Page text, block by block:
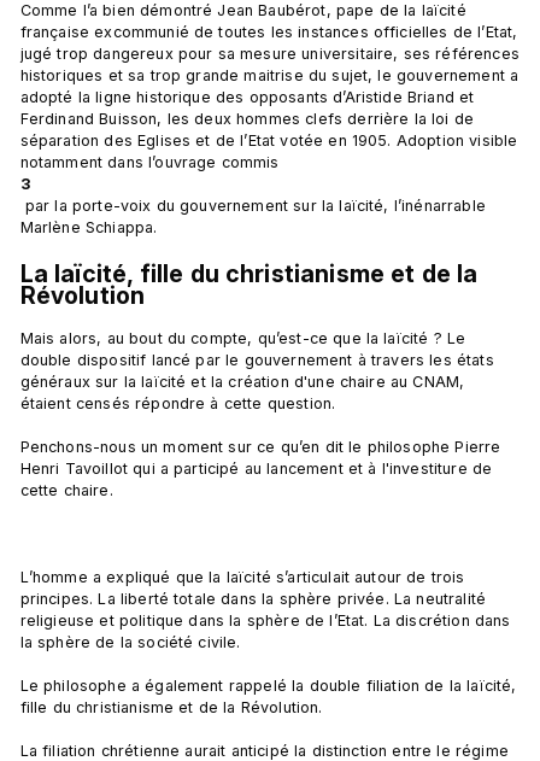
Comme l’a bien démontré Jean Baubérot, pape de la laïcité
française excommunié de toutes les instances officielles de l’Etat,
jugé trop dangereux pour sa mesure universitaire, ses références
historiques et sa trop grande maitrise du sujet, le gouvernement a
adopté la ligne historique des opposants d’Aristide Briand et
Ferdinand Buisson, les deux hommes clefs derrière la loi de
séparation des Eglises et de l’Etat votée en 1905. Adoption visible
notamment dans l’ouvrage commis
3
La laïcité, fille du christianisme et de la
Révolution
Mais alors, au bout du compte, qu’est-ce que la laïcité ? Le
double dispositif lancé par le gouvernement à travers les états
généraux sur la laïcité et la création d'une chaire au CNAM,
étaient censés répondre à cette question.
Penchons-nous un moment sur ce qu’en dit le philosophe Pierre
Henri Tavoillot qui a participé au lancement et à l'investiture de
cette chaire.
L’homme a expliqué que la laïcité s’articulait autour de trois
principes. La liberté totale dans la sphère privée. La neutralité
religieuse et politique dans la sphère de l’Etat. La discrétion dans
la sphère de la société civile.
Le philosophe a également rappelé la double filiation de la laïcité,
fille du christianisme et de la Révolution.
La filiation chrétienne aurait anticipé la distinction entre le régime